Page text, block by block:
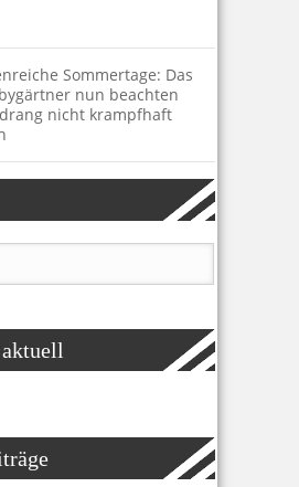
Sommertage: Das
nun beachten
nicht krampfhaft